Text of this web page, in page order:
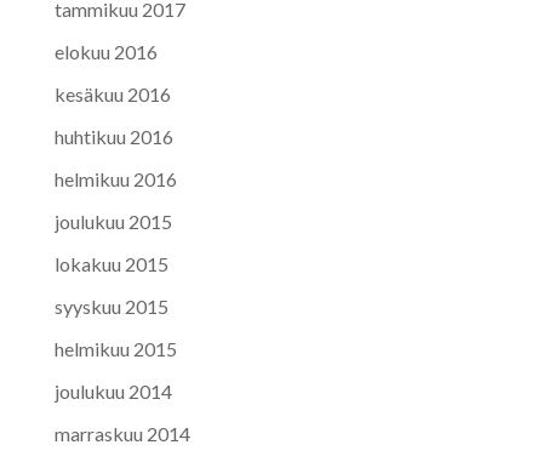
tammikuu 2017
elokuu 2016
kesäkuu 2016
huhtikuu 2016
helmikuu 2016
joulukuu 2015
lokakuu 2015
syyskuu 2015
helmikuu 2015
joulukuu 2014
marraskuu 2014